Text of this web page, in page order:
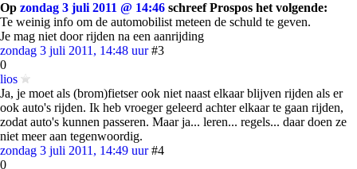
Op zondag 3 juli 2011 @ 14:46 schreef Prospos het volgende:
Te weinig info om de automobilist meteen de schuld te geven.
Je mag niet door rijden na een aanrijding
zondag 3 juli 2011, 14:48 uur #3
0
lios
Ja, je moet als (brom)fietser ook niet naast elkaar blijven rijden als er
ook auto's rijden. Ik heb vroeger geleerd achter elkaar te gaan rijden,
zodat auto's kunnen passeren. Maar ja... leren... regels... daar doen ze
niet meer aan tegenwoordig.
zondag 3 juli 2011, 14:49 uur #4
0